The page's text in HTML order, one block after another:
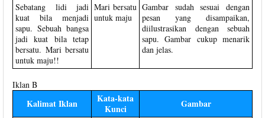
Sebatang lidi jadi
kuat bila menjadi
sapu. Sebuah bangsa
jadi kuat bila tetap
bersatu. Mari bersatu
untuk maju!!
Mari bersatu
untuk maju
Gambar sudah sesuai dengan
pesan yang disampaikan,
diilustrasikan dengan sebuah
sapu. Gambar cukup menarik
dan jelas.
Iklan B
Kalimat Iklan
Kata-kata
Kunci
Gambar